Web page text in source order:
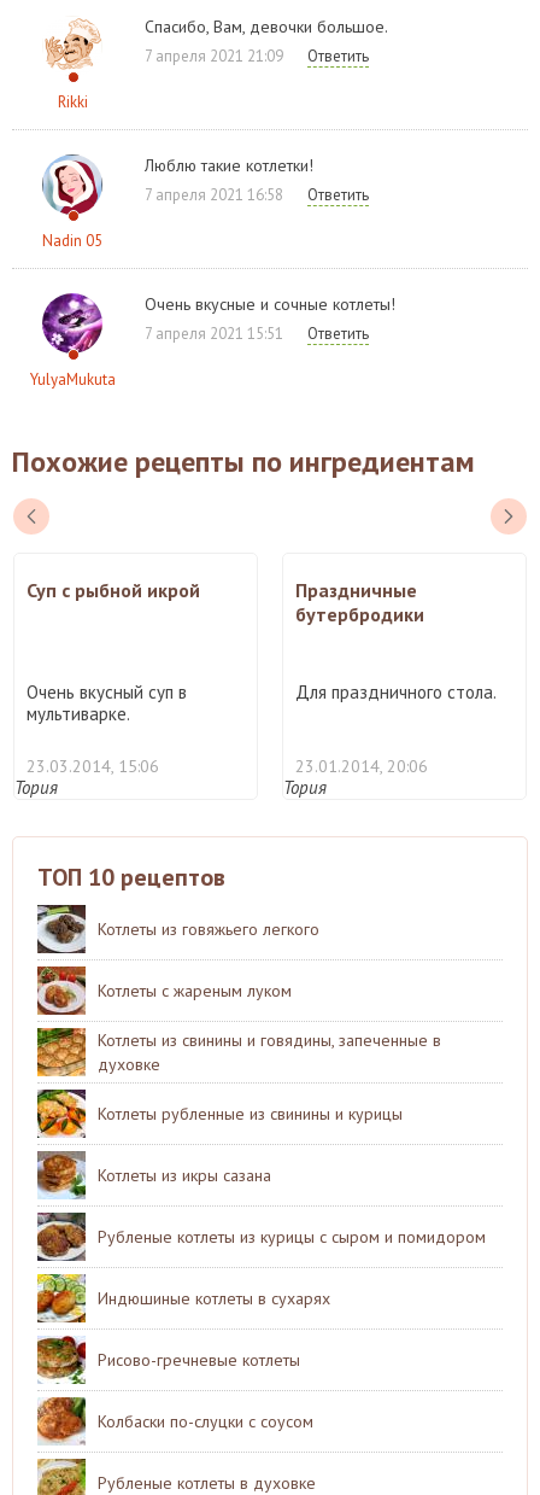
Rikki
Спасибо, Вам, девочки большое.
7 апреля 2021 21:09 Ответить
Nadin 05
Люблю такие котлетки!
7 апреля 2021 16:58 Ответить
YulyaMukuta
Очень вкусные и сочные котлеты!
7 апреля 2021 15:51 Ответить
Похожие рецепты по ингредиентам
Суп с рыбной икрой
Очень вкусный суп в
мультиварке.
23.03.2014, 15:06
Тория
Праздничные
бутербродики
Для праздничного стола.
23.01.2014, 20:06
Тория
ТОП 10 рецептов
Котлеты из говяжьего легкого
Котлеты с жареным луком
Котлеты из свинины и говядины, запеченные в
духовке
Котлеты рубленные из свинины и курицы
Котлеты из икры сазана
Рубленые котлеты из курицы с сыром и помидором
Индюшиные котлеты в сухарях
Рисово-гречневые котлеты
Колбаски по-слуцки с соусом
Рубленые котлеты в духовке